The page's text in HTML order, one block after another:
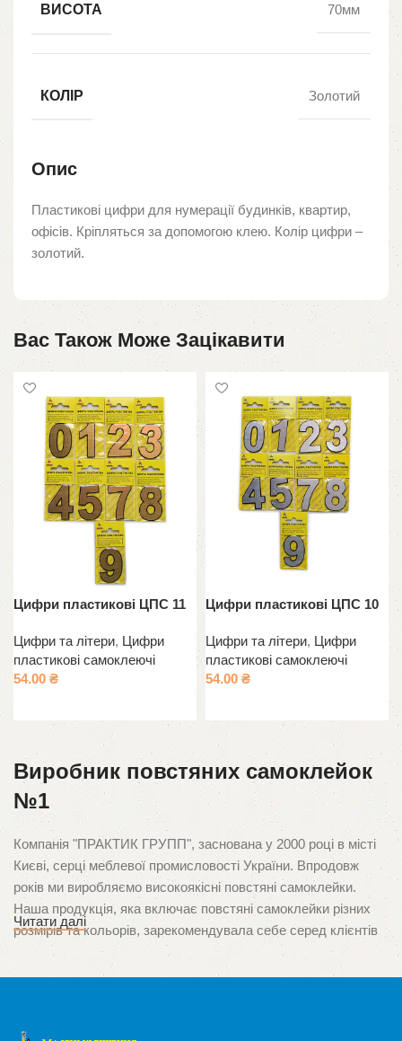
ВИСОТА 70мм
КОЛІР Золотий
Опис
Пластикові цифри для нумерації будинків, квартир,
офісів. Кріпляться за допомогою клею. Колір цифри –
золотий.
Вас Також Може Зацікавити
Цифри пластикові ЦПС 11
Цифри та літери, Цифри
пластикові самоклеючі
54.00 ₴
Цифри пластикові ЦПС 10
Цифри та літери, Цифри
пластикові самоклеючі
54.00 ₴
Виробник повстяних самоклейок
№1
Компанія "ПРАКТИК ГРУПП", заснована у 2000 році в місті
Києві, серці меблевої промисловості України. Впродовж
років ми виробляємо високоякісні повстяні самоклейки.
Наша продукція, яка включає повстяні самоклейки різних
розмірів та кольорів, зарекомендувала себе серед клієнтів
завдяки неперевершеній якості та орієнтації на потреби
споживачів. Ми пишаємося тим, що стали першими в Україні
Читати далі